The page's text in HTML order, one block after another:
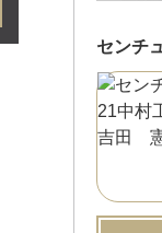
センチ